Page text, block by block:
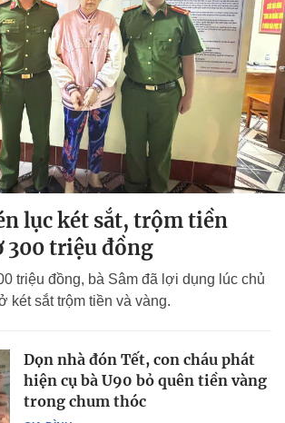
lục két sắt, trộm tiền
300 triệu đồng
triệu đồng, bà Sâm đã lợi dụng lúc chủ
két sắt trộm tiền và vàng.
Dọn nhà đón Tết, con cháu phát
hiện cụ bà U90 bỏ quên tiền vàng
trong chum thóc